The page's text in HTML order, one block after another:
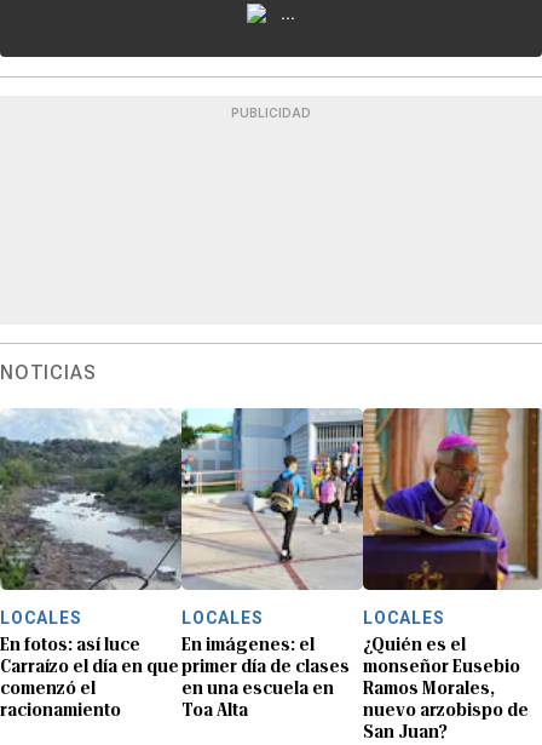
...
PUBLICIDAD
NOTICIAS
LOCALES
En fotos: así luce
Carraízo el día en que
comenzó el
racionamiento
LOCALES
En imágenes: el
primer día de clases
en una escuela en
Toa Alta
LOCALES
¿Quién es el
monseñor Eusebio
Ramos Morales,
nuevo arzobispo de
San Juan?